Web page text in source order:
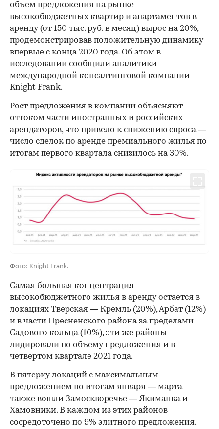
объем предложения на рынке
высокобюджетных квартир и апартаментов в
аренду (от 150 тыс. руб. в месяц) вырос на 20%,
продемонстрировав положительную динамику
впервые с конца 2020 года. Об этом в
исследовании сообщили аналитики
международной консалтинговой компании
Knight Frank.
Рост предложения в компании объясняют
оттоком части иностранных и российских
арендаторов, что привело к снижению спроса —
число сделок по аренде премиального жилья по
итогам первого квартала снизилось на 30%.
Фото: Knight Frank.
00:00
Самая большая концентрация
высокобюджетного жилья в аренду остается в
локациях Тверская — Кремль (20%), Арбат (12%)
и в части Пресненского района за пределами
Садового кольца (10%), эти же районы
лидировали по объему предложения и в
четвертом квартале 2021 года.
В пятерку локаций с максимальным
предложением по итогам января — марта
также вошли Замоскворечье — Якиманка и
Хамовники. В каждом из этих районов
сосредоточено по 9% элитного предложения.